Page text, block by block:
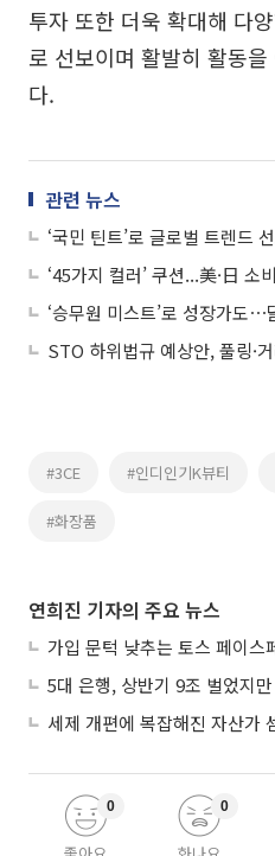
투자 또한 더욱 확대해 다
로 선보이며 활발히 활동
다.
관련 뉴스
‘45가지 컬러’ 쿠션...美·日 소
#3CE #인디인기K뷰티
#화장품
연희진 기자의 주요 뉴스
0 0